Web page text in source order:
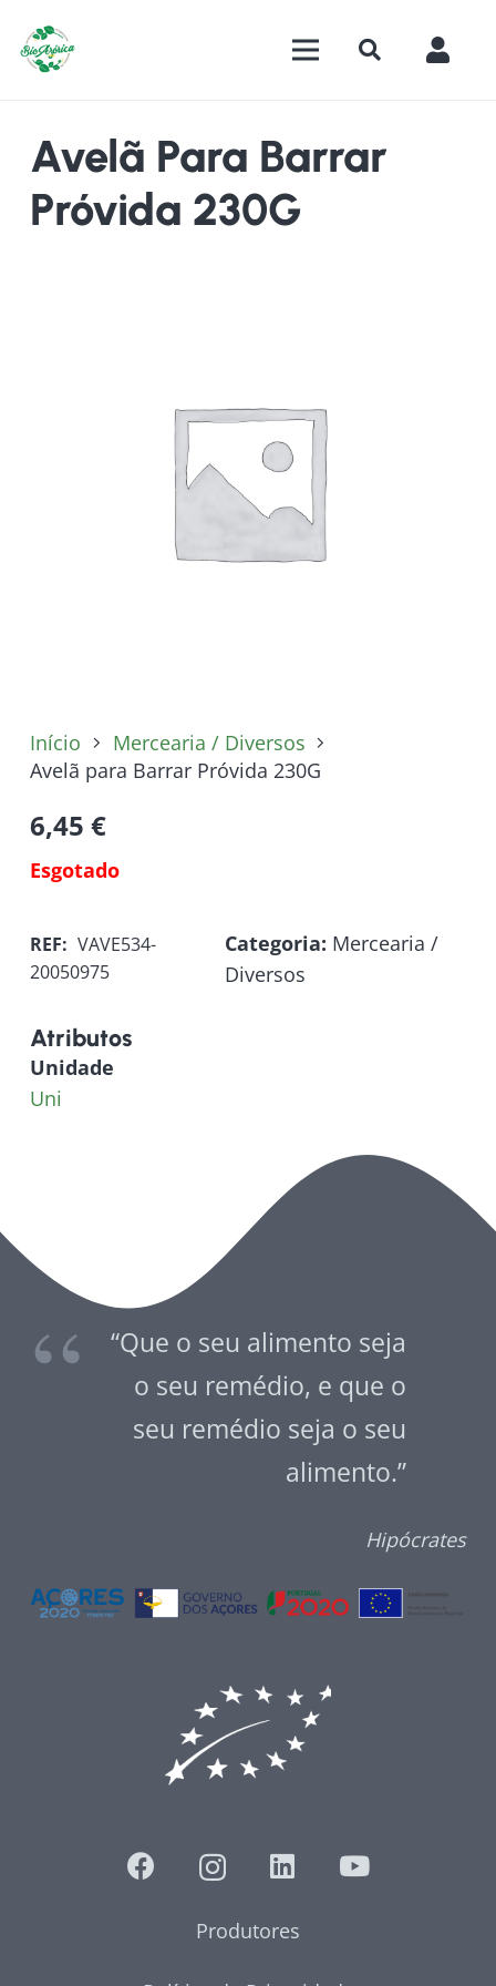
Avelã Para Barrar
Próvida 230G
Início
Mercearia / Diversos
Avelã para Barrar Próvida 230G
6,45 €
Esgotado
REF: VAVE534-
20050975
Categoria: Mercearia /
Diversos
Atributos
Unidade
Uni
“Que o seu alimento seja
o seu remédio, e que o
seu remédio seja o seu
alimento.”
Hipócrates
Produtores